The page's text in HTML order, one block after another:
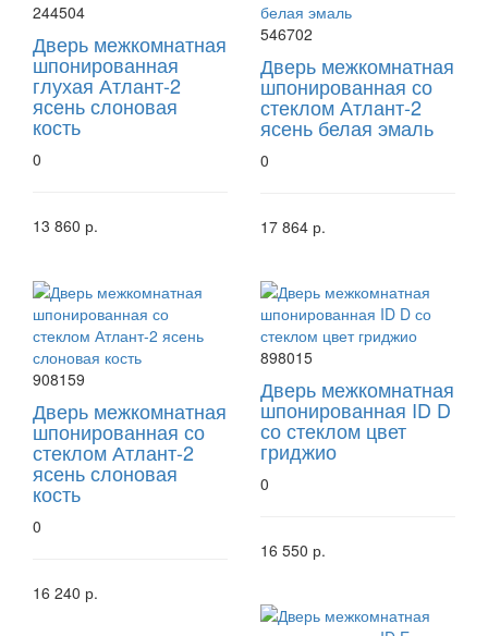
244504
Дверь межкомнатная
шпонированная
глухая Атлант-2
ясень слоновая
кость
0
13 860 р.
546702
Дверь межкомнатная
шпонированная со
стеклом Атлант-2
ясень белая эмаль
0
17 864 р.
908159
Дверь межкомнатная
шпонированная со
стеклом Атлант-2
ясень слоновая
кость
0
16 240 р.
898015
Дверь межкомнатная
шпонированная ID D
со стеклом цвет
гриджио
0
16 550 р.